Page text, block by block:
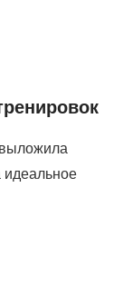
идеальное